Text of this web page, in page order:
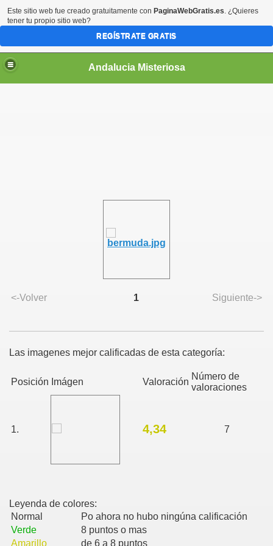
Andalucia Misteriosa
<-Volver 1 Siguiente->
Las imagenes mejor calificadas de esta categoría:
Posición Imágen Valoración
Número de
valoraciones
1. 4,34 7
Leyenda de colores:
Normal
Po ahora no hubo ningúna calificación
Verde
8 puntos o mas
Amarillo
de 6 a 8 puntos
DE MONTAUK”-
Este sitio web fue creado gratuitamente con PaginaWebGratis.es. ¿Quieres
tener tu propio sitio web?
REGÍSTRATE GRATIS